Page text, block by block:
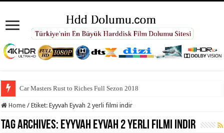
Car Masters Rust to Riches Full Sezon 2018
Home / Etiket:Eyyvah Eyvah 2 yerli filmi indir
Tag Archives: Eyyvah Eyvah 2 yerli filmi indir